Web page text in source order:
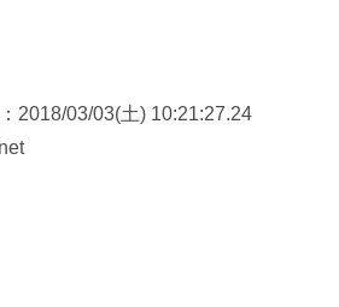
：2018/03/03(土) 10:21:27.24